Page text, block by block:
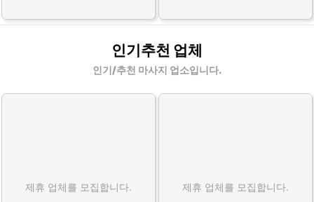
인기추천 업체
인기/추천 마사지 업소입니다.
제휴 업체를 모집합니다. 제휴 업체를 모집합니다.